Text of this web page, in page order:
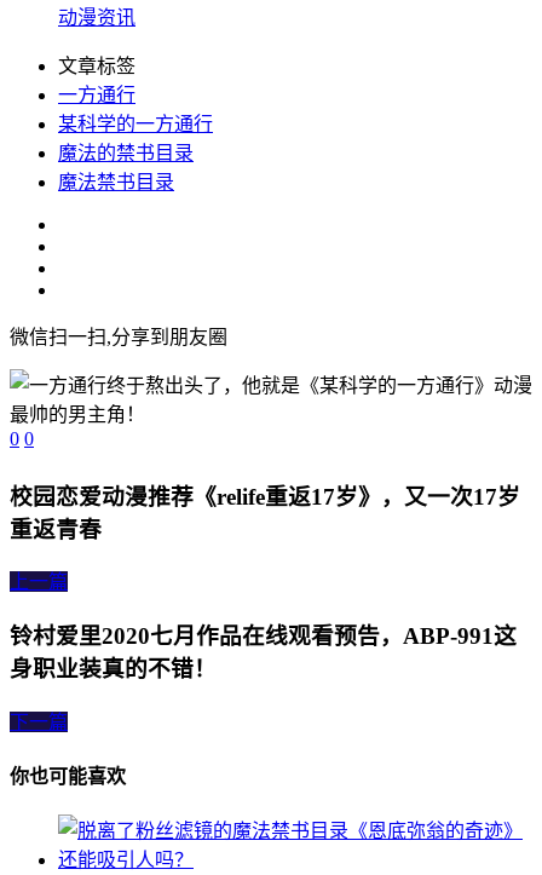
动漫资讯
文章标签
一方通行
某科学的一方通行
魔法的禁书目录
魔法禁书目录
微信扫一扫,分享到朋友圈
0 0
校园恋爱动漫推荐《relife重返17岁》，又一次17岁
重返青春
上一篇
铃村爱里2020七月作品在线观看预告，ABP-991这
身职业装真的不错！
下一篇
你也可能喜欢